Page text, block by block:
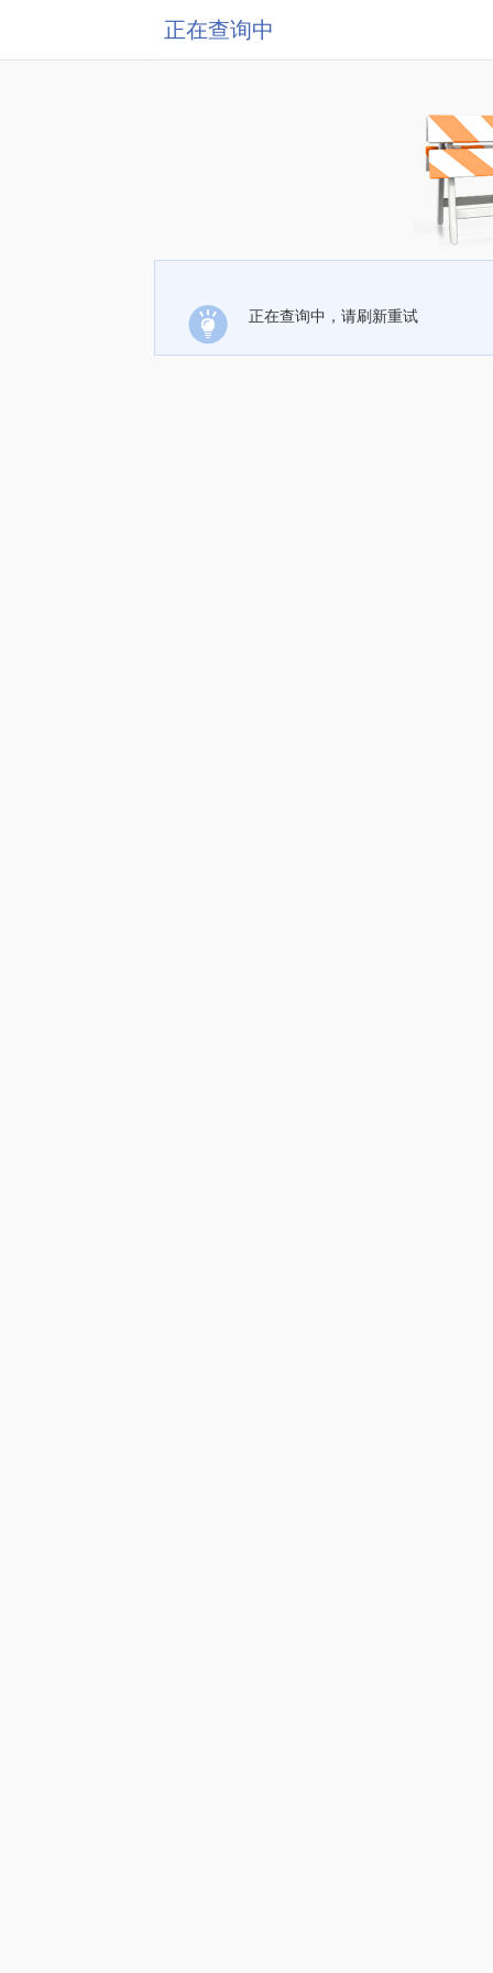
正在查询中
正在查询中，请刷新重试